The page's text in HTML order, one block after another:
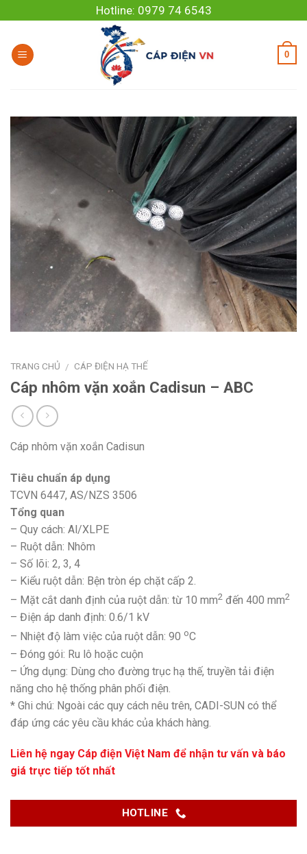
to
content
Hotline: 0979 74 6543
0
TRANG CHỦ / CÁP ĐIỆN HẠ THẾ
Cáp nhôm vặn xoắn Cadisun – ABC
Cáp nhôm vặn xoắn Cadisun
Tiêu chuẩn áp dụng
TCVN 6447, AS/NZS 3506
Tổng quan
– Quy cách: Al/XLPE
– Ruột dẫn: Nhôm
– Số lõi: 2, 3, 4
– Kiểu ruột dẫn: Bện tròn ép chặt cấp 2.
– Mặt cắt danh định của ruột dẫn: từ 10 mm2 đến 400 mm2
– Điện áp danh định: 0.6/1 kV
– Nhiệt độ làm việc của ruột dẫn: 90 oC
– Đóng gói: Ru lô hoặc cuộn
– Ứng dụng: Dùng cho đường trục hạ thế, truyền tải điện
năng cho hệ thống phân phối điện.
* Ghi chú: Ngoài các quy cách nêu trên, CADI-SUN có thể
đáp ứng các yêu cầu khác của khách hàng.
Liên hệ ngay Cáp điện Việt Nam để nhận tư vấn và báo
giá trực tiếp tốt nhất
HOTLINE